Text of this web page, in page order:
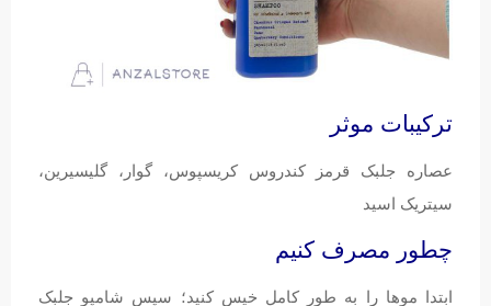
ترکیبات موثر
عصاره جلبک قرمز کندروس کریسپوس، گوار، گلیسیرین،
سیتریک اسید
چطور مصرف کنیم
ابتدا موها را به طور کامل خیس کنید؛ سپس شامپو جلبک